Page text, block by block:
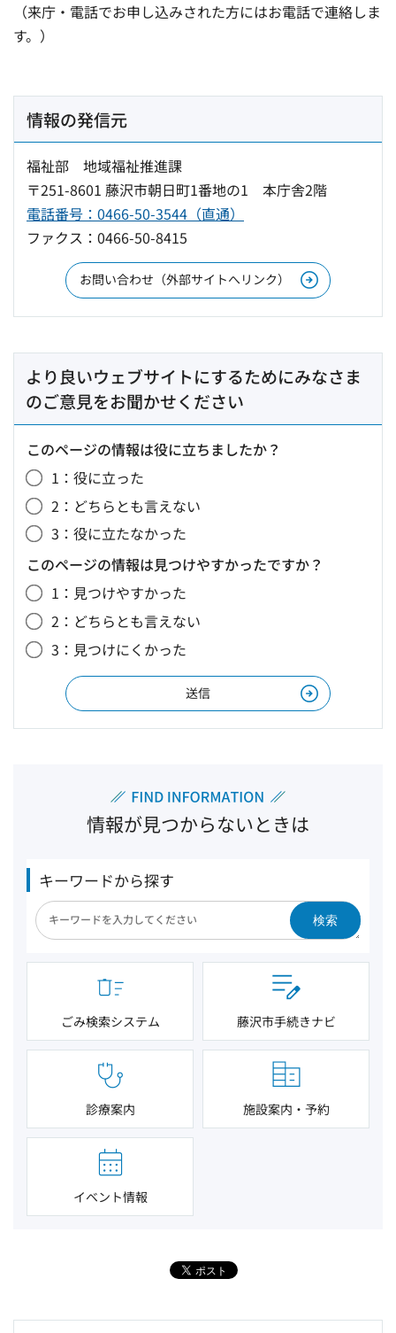
（来庁・電話でお申し込みされた方にはお電話で連絡しま
す。）
情報の発信元
福祉部 地域福祉推進課
〒251-8601 藤沢市朝日町1番地の1 本庁舎2階
電話番号：0466-50-3544（直通）
ファクス：0466-50-8415
お問い合わせ（外部サイトへリンク）
より良いウェブサイトにするためにみなさま
のご意見をお聞かせください
このページの情報は役に立ちましたか？
1：役に立った
2：どちらとも言えない
3：役に立たなかった
このページの情報は見つけやすかったですか？
1：見つけやすかった
2：どちらとも言えない
3：見つけにくかった
情報が見つからないときは
キーワードから探す
検索
ごみ検索システム 藤沢市手続きナビ
診療案内 施設案内・予約
イベント情報